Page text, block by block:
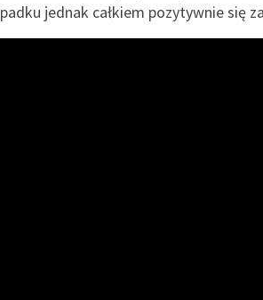
jednak całkiem pozytywnie się